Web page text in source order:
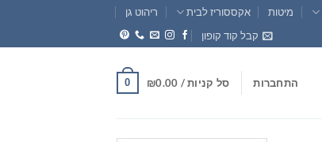
מיטות אקססוריז לבית
ריהוט גן
קבל קוד קופון
התחברות סל קניות / ₪0.00
0